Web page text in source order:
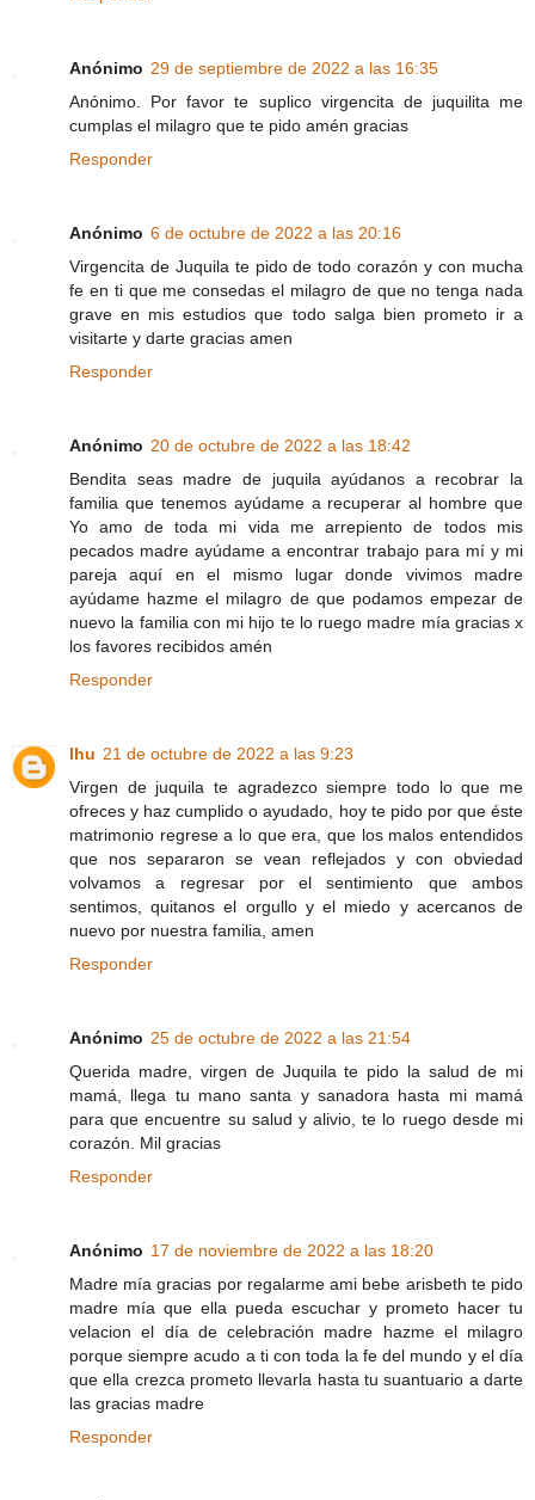
Anónimo 29 de septiembre de 2022 a las 16:35
Anónimo. Por favor te suplico virgencita de juquilita me
cumplas el milagro que te pido amén gracias
Responder
Anónimo 6 de octubre de 2022 a las 20:16
Virgencita de Juquila te pido de todo corazón y con mucha
fe en ti que me consedas el milagro de que no tenga nada
grave en mis estudios que todo salga bien prometo ir a
visitarte y darte gracias amen
Responder
Anónimo 20 de octubre de 2022 a las 18:42
Bendita seas madre de juquila ayúdanos a recobrar la
familia que tenemos ayúdame a recuperar al hombre que
Yo amo de toda mi vida me arrepiento de todos mis
pecados madre ayúdame a encontrar trabajo para mí y mi
pareja aquí en el mismo lugar donde vivimos madre
ayúdame hazme el milagro de que podamos empezar de
nuevo la familia con mi hijo te lo ruego madre mía gracias x
los favores recibidos amén
Responder
lhu 21 de octubre de 2022 a las 9:23
Virgen de juquila te agradezco siempre todo lo que me
ofreces y haz cumplido o ayudado, hoy te pido por que éste
matrimonio regrese a lo que era, que los malos entendidos
que nos separaron se vean reflejados y con obviedad
volvamos a regresar por el sentimiento que ambos
sentimos, quitanos el orgullo y el miedo y acercanos de
nuevo por nuestra familia, amen
Responder
Anónimo 25 de octubre de 2022 a las 21:54
Querida madre, virgen de Juquila te pido la salud de mi
mamá, llega tu mano santa y sanadora hasta mi mamá
para que encuentre su salud y alivio, te lo ruego desde mi
corazón. Mil gracias
Responder
Anónimo 17 de noviembre de 2022 a las 18:20
Madre mía gracias por regalarme ami bebe arisbeth te pido
madre mía que ella pueda escuchar y prometo hacer tu
velacion el día de celebración madre hazme el milagro
porque siempre acudo a ti con toda la fe del mundo y el día
que ella crezca prometo llevarla hasta tu suantuario a darte
las gracias madre
Responder